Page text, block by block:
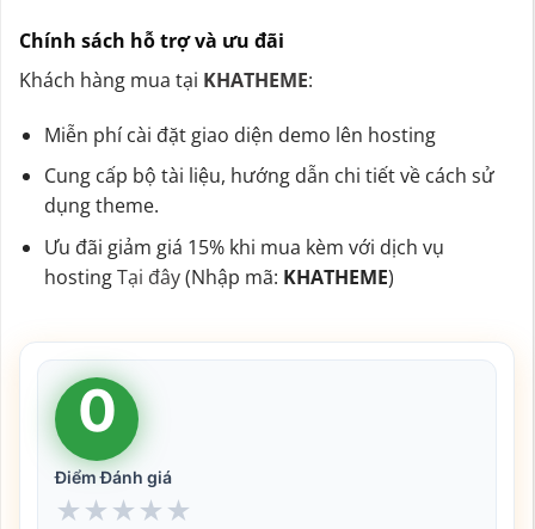
Chính sách hỗ trợ và ưu đãi
Khách hàng mua tại KHATHEME:
Miễn phí cài đặt giao diện demo lên hosting
Cung cấp bộ tài liệu, hướng dẫn chi tiết về cách sử
dụng theme.
Ưu đãi giảm giá 15% khi mua kèm với dịch vụ
hostingTại đây(Nhập mã: KHATHEME)
0
Điểm Đánh giá
★ ★ ★ ★ ★